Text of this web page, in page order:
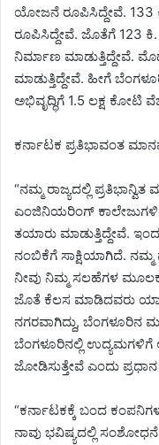
ಯೋಜನೆ ರೂಪಿಸಿದ್ದೇವೆ.
ರೂಪಿಸಿದ್ದೇವೆ. ಜೊತೆಗೆ 123
ನಿರ್ಮಾಣ ಮಾಡುತ್ತಿದ್ದೇವೆ.
ಮಾಡುತ್ತಿದ್ದೇವೆ. ಹೀಗೆ
ಅಭಿವೃದ್ಧಿಗೆ 1.5 ಲಕ್ಷ ಕೋಟಿ
ಕರ್ನಾಟಕ ಪ್ರತಿಭಾವಂತ
“ನಮ್ಮ ರಾಜ್ಯದಲ್ಲಿ
ಎಂಜಿನಿಯರಿಂಗ್
ತಯಾರು ಮಾಡುತ್ತಿದ್ದೇವೆ.
ನಂಬಿಕೆಗೆ ಸಾಕ್ಷಿಯಾಗಿದೆ.
ನೀವು ನಿಮ್ಮ ಸಲಹೆಗಳ ಮೂಲಕ
ಜೊತೆ ಕೆಲಸ ಮಾಡಿದವರು
ನಗರವಾಗಿದ್ದು, ಬೆಂಗಳೂರಿನ
ಬೆಂಗಳೂರಿನಲ್ಲಿ ಉದ್ಯಮಗಳಿಗೆ
ಜೋಡಿಸುತ್ತೇವೆ ಎಂದು
“ಕರ್ನಾಟಕಕ್ಕೆ ಬಂದ
ನಾವು ಭವಿಷ್ಯದಲ್ಲಿ